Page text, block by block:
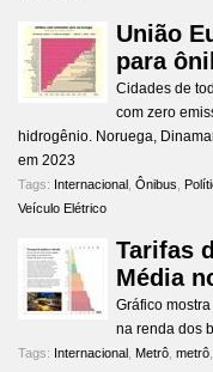
União
para
Cidades de
com zero
hidrogênio. Noruega,
em 2023
Tags: Internacional Ônibus
Veículo Elétrico
Tarifas
Média
Gráfico
na renda dos
Tags: Internacional Metrô metrô